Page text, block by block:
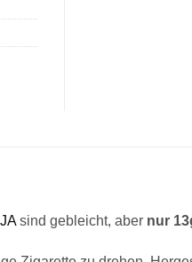
sind gebleicht, aber nur